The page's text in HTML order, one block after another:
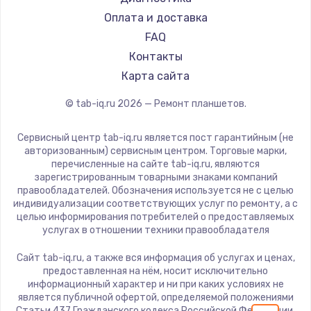
Заказать
Замена шим-контроллера
3900 руб.
Заказать
1040 руб.
Заказать
Ремонт петель крышки
1195 руб.
Замена динамиков
1350 руб.
Dell
HP
Getac
ZTE
CHUWI
Оплата и доставка
FAQ
Контакты
Карта сайта
© tab-iq.ru 2026 — Ремонт планшетов.
Сервисный центр tab-iq.ru является пост гарантийным (не
авторизованным) сервисным центром. Торговые марки,
перечисленные на сайте tab-iq.ru, являются
зарегистрированным товарными знаками компаний
правообладателей. Обозначения используется не с целью
индивидуализации соответствующих услуг по ремонту, а с
целью информирования потребителей о предоставляемых
услугах в отношении техники правообладателя
Сайт tab-iq.ru, а также вся информация об услугах и ценах,
предоставленная на нём, носит исключительно
информационный характер и ни при каких условиях не
является публичной офертой, определяемой положениями